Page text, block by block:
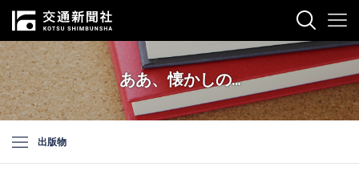
ああ、懐かしの…
出版物